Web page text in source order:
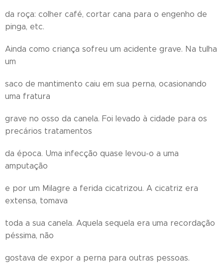
da roça: colher café, cortar cana para o engenho de
pinga, etc.
Ainda como criança sofreu um acidente grave. Na tulha
um
saco de mantimento caiu em sua perna, ocasionando
uma fratura
grave no osso da canela. Foi levado à cidade para os
precários tratamentos
da época. Uma infecção quase levou-o a uma
amputação
e por um Milagre a ferida cicatrizou. A cicatriz era
extensa, tomava
toda a sua canela. Aquela sequela era uma recordação
péssima, não
gostava de expor a perna para outras pessoas.